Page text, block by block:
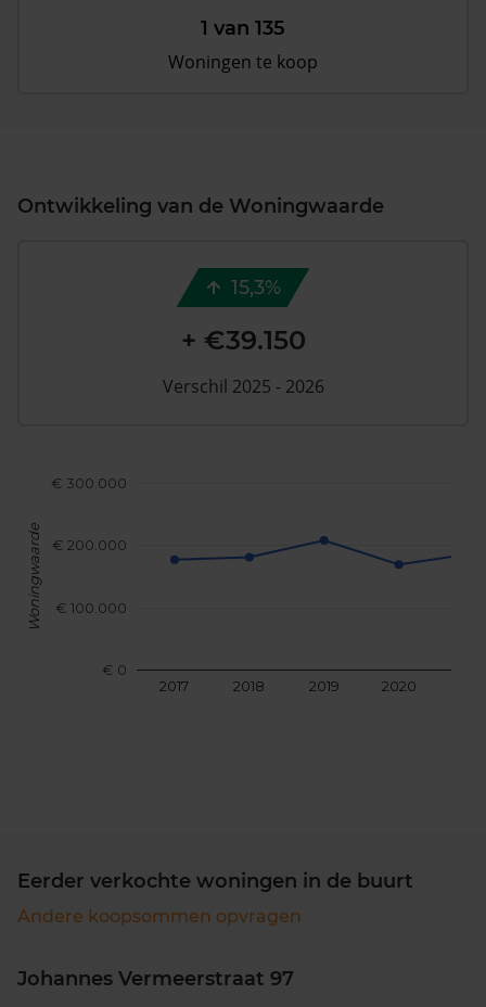
1 van 135
Woningen te koop
Ontwikkeling van de Woningwaarde
2017 2018 2019 2020
€ 0
€ 100.000
€ 200.000
€ 300.000
Woningwaarde
15,3%
+ €39.150
Verschil 2025 - 2026
Eerder verkochte woningen in de buurt
Andere koopsommen opvragen
Johannes Vermeerstraat 97